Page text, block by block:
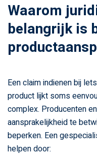
Waarom
belangrijk is
Een claim indienen bij
product lijkt soms
complex. Producenten
aansprakelijkheid te
beperken. Een
helpen door: